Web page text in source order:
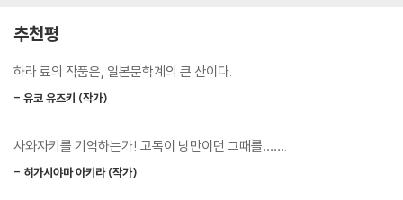
--- p.438~439
엎어놓은 도쿄 도지사 저격사건과 맞닿아 있음이 밝혀지는데……. 얽히고
설킨 복잡한 플롯, 수수께끼를 안은 매력적인 등장인물, 철저하게 계산된
대사, 현실감 있는 전개가 어우러진 『그리고 밤은 되살아난다』는 하드보일
드 스타일의 고품격 미스터리가 무엇인지 보여준다.
탐정 사와자키의 활약상은 나오키상을 수상한 『내가 죽인 소녀』로 이어져,
이후 『안녕, 긴 잠이여』『천사들의 탐정』『어리석은 자는 죽어야 한다』 등으
추천평
하라 료의 작품은, 일본문학계의 큰 산이다.
- 유코 유즈키 (작가)
사와자키를 기억하는가! 고독이 낭만이던 그때를…….
- 히가시야마 아키라 (작가)